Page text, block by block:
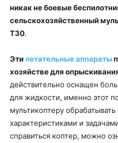
никак не боевые
сельскохозяйственный
T30.
Этилетательные аппараты
хозяйстве для
действительно оснащен
для жидкости, именно этот
мультикоптеру
характеристиками и
справиться коптер, можно